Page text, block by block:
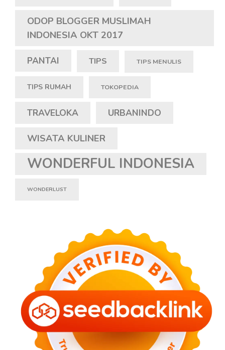
ODOP BLOGGER MUSLIMAH
INDONESIA OKT 2017
PANTAI TIPS TIPS MENULIS
TIPS RUMAH TOKOPEDIA
TRAVELOKA URBANINDO
WISATA KULINER
WONDERFUL INDONESIA
WONDERLUST